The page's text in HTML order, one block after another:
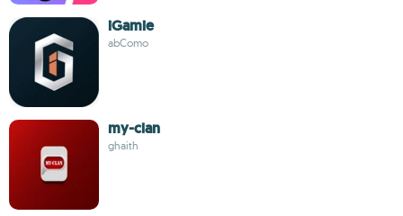
iGamie
abComo
my-clan
ghaith